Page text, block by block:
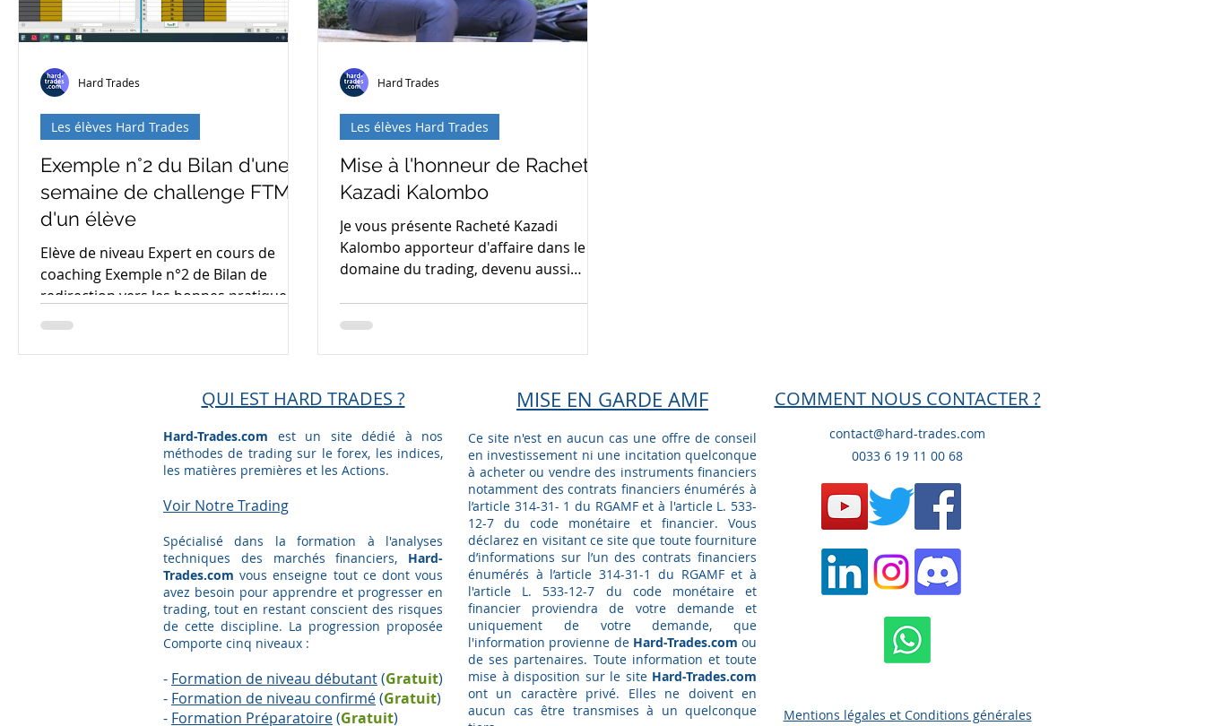
Exemple n°2 du Bilan d'une
semaine de challenge FTMO
d'un élève
Elève de niveau Expert en cours de
coaching Exemple n°2 de Bilan de
redirection vers les bonnes pratiques
Les problèmes : -Manque de...
Les élèves Hard Trades
Hard Trades
Mise à l'honneur de Racheté
Kazadi Kalombo
Je vous présente Racheté Kazadi
Kalombo apporteur d'affaire dans le
domaine du trading, devenu aussi
Les élèves Hard Trades
Hard Trades
QUI EST HARD TRADES ?
Hard-Trades.com est un site dédié à nos
méthodes de trading sur le forex, les indices,
les matières premières et les Actions.
Voir Notre Trading​
Spécialisé dans la formation à l'analyses
techniques des marchés financiers, Hard-
Trades.com vous enseigne tout ce dont vous
avez besoin pour apprendre et progresser en
trading, tout en restant conscient des risques
de cette discipline. La progression proposée
Comporte cinq niveaux :
- Formation de niveau débutant(Gratuit)
- Formation de niveau confirmé(Gratuit)
- Formation Préparatoire(Gratuit)
MISE EN GARDE AMF
Ce site n'est en aucun cas une offre de conseil
en investissement ni une incitation quelconque
à acheter ou vendre des instruments financiers
notamment des contrats financiers énumérés à
l’article 314-31- 1 du RGAMF et à l'article L. 533-
12-7 du code monétaire et financier. Vous
déclarez en visitant ce site que toute fourniture
d’informations sur l’un des contrats financiers
énumérés à l’article 314-31-1 du RGAMF et à
l'article L. 533-12-7 du code monétaire et
financier proviendra de votre demande et
uniquement de votre demande, que
l'information provienne de Hard-Trades.com ou
de ses partenaires. Toute information et toute
mise à disposition sur le site Hard-Trades.com
ont un caractère privé. Elles ne doivent en
aucun cas être transmises à un quelconque
COMMENT NOUS CONTACTER ?
contact@hard-trades.com
0033 6 19 11 00 68
Mentions légales et Conditions générales